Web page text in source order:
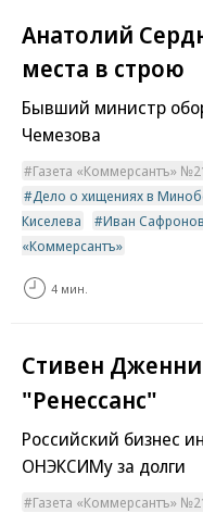
Анатолий
места в строю
Бывший министр
Чемезова
Газета «Коммерсантъ»
Дело о хищениях в
Киселева
Иван Сафронов
«Коммерсантъ»
4 мин.
Стивен
"Ренессанс"
Российский бизнес
ОНЭКСИМу за долги
Газета «Коммерсантъ»